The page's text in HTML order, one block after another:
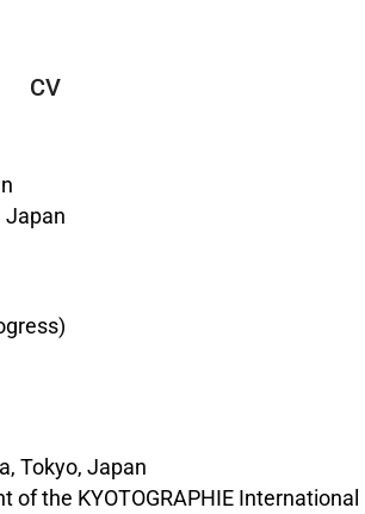
CV
Japan
Tokyo, Japan
the KYOTOGRAPHIE